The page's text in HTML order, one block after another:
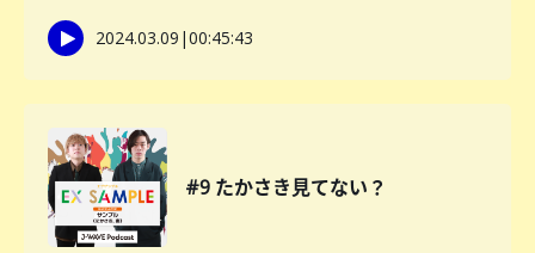
2024.03.09 |00:45:43
#9 たかさき見てない？